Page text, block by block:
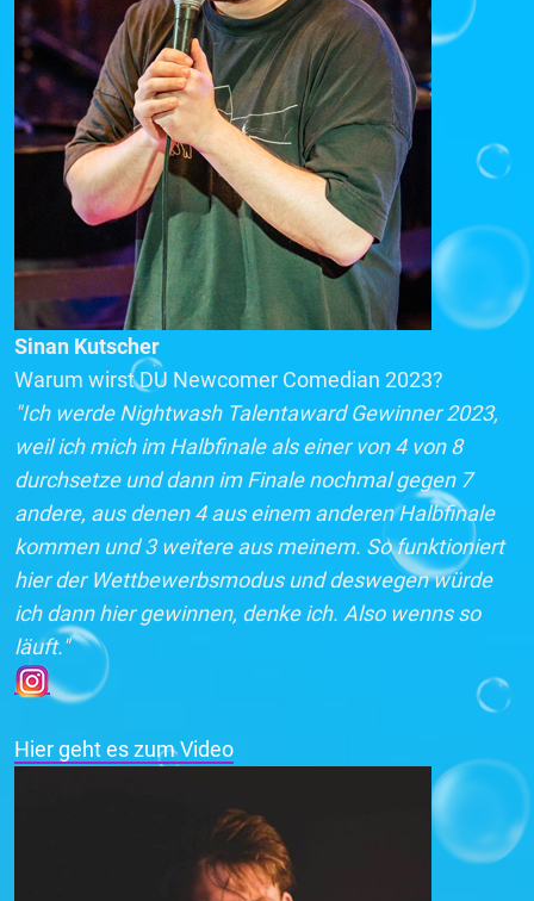
Sinan Kutscher
Warum wirst DU Newcomer Comedian 2023?
"Ich werde Nightwash Talentaward Gewinner 2023,
weil ich mich im Halbfinale als einer von 4 von 8
durchsetze und dann im Finale nochmal gegen 7
andere, aus denen 4 aus einem anderen Halbfinale
kommen und 3 weitere aus meinem. So funktioniert
hier der Wettbewerbsmodus und deswegen würde
ich dann hier gewinnen, denke ich. Also wenns so
läuft."
Hier geht es zum Video